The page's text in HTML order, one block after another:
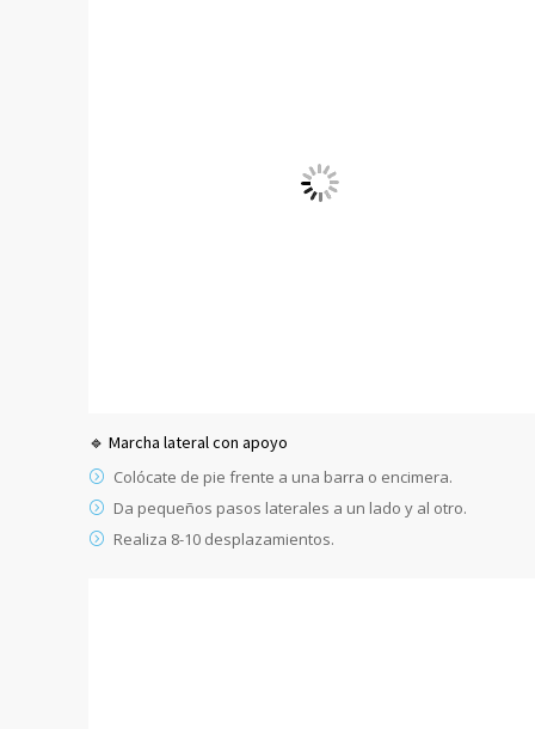
🔹 Marcha lateral con apoyo
Colócate de pie frente a una barra o encimera.
Da pequeños pasos laterales a un lado y al otro.
Realiza 8-10 desplazamientos.